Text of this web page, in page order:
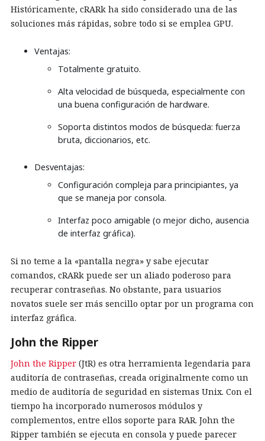
Históricamente, cRARk ha sido considerado una de las
soluciones más rápidas, sobre todo si se emplea GPU.
Ventajas:
Totalmente gratuito.
Alta velocidad de búsqueda, especialmente con
una buena configuración de hardware.
Soporta distintos modos de búsqueda: fuerza
bruta, diccionarios, etc.
Desventajas:
Configuración compleja para principiantes, ya
que se maneja por consola.
Interfaz poco amigable (o mejor dicho, ausencia
de interfaz gráfica).
Si no teme a la «pantalla negra» y sabe ejecutar
comandos, cRARk puede ser un aliado poderoso para
recuperar contraseñas. No obstante, para usuarios
novatos suele ser más sencillo optar por un programa con
interfaz gráfica.
John the Ripper
John the Ripper (JtR) es otra herramienta legendaria para
auditoría de contraseñas, creada originalmente como un
medio de auditoría de seguridad en sistemas Unix. Con el
tiempo ha incorporado numerosos módulos y
complementos, entre ellos soporte para RAR. John the
Ripper también se ejecuta en consola y puede parecer